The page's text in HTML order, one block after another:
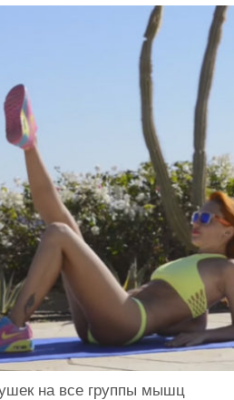
на все группы мышц